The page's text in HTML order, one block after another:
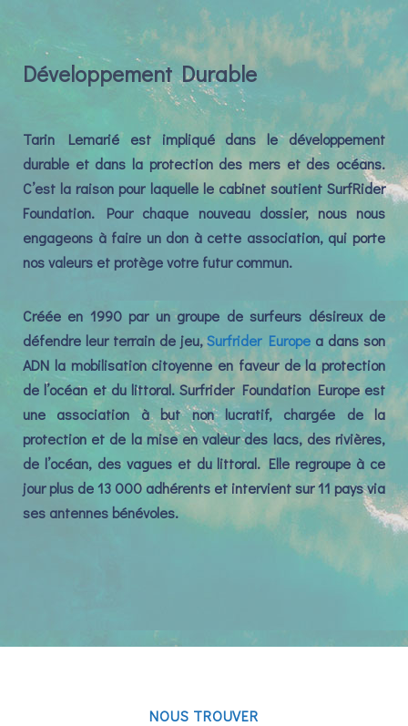
Développement Durable
Tarin Lemarié est impliqué dans le développement
durable et dans la protection des mers et des océans.
C’est la raison pour laquelle le cabinet soutient SurfRider
Foundation. Pour chaque nouveau dossier, nous nous
engageons à faire un don à cette association, qui porte
nos valeurs et protège votre futur commun.
Créée en 1990 par un groupe de surfeurs désireux de
défendre leur terrain de jeu,Surfrider Europe a dans son
ADN la mobilisation citoyenne en faveur de la protection
de l’océan et du littoral. Surfrider Foundation Europe est
une association à but non lucratif, chargée de la
protection et de la mise en valeur des lacs, des rivières,
de l’océan, des vagues et du littoral. Elle regroupe à ce
jour plus de 13 000 adhérents et intervient sur 11 pays via
ses antennes bénévoles.
NOUS TROUVER